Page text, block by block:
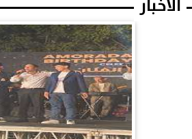
الأخبار